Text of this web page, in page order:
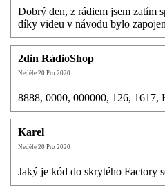
E-mail:*
Zpráva:*
Dobrý den, z rádiem jsem zatím
díky videu v návodu bylo
2din RádioShop
Neděle 20 Pro 2020
8888, 0000, 000000, 126, 1617,
Karel
Neděle 20 Pro 2020
Jaký je kód do skrytého Factory